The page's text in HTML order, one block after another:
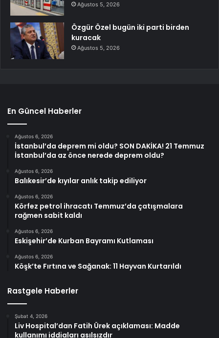
Ağustos 5, 2026
Özgür Özel bugün iki parti birden
kuracak
Ağustos 5, 2026
En Güncel Haberler
Ağustos 6, 2026
İstanbul’da deprem mi oldu? SON DAKİKA! 21 Temmuz
İstanbul’da az önce nerede deprem oldu?
Ağustos 6, 2026
Balıkesir’de kıyılar anlık takip ediliyor
Ağustos 6, 2026
Körfez petrol ihracatı Temmuz’da çatışmalara
rağmen sabit kaldı
Ağustos 6, 2026
Eskişehir’de Kurban Bayramı Kutlaması
Ağustos 6, 2026
Köşk’te Fırtına ve Sağanak: 11 Hayvan Kurtarıldı
Rastgele Haberler
Şubat 4, 2026
Liv Hospital’dan Fatih Ürek açıklaması: Madde
kullanımı iddiaları asılsızdır